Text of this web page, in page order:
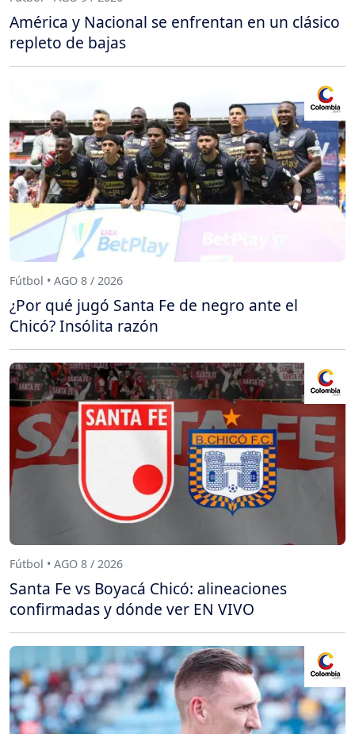
América y Nacional se enfrentan en un clásico
repleto de bajas
Fútbol • AGO 8 / 2026
¿Por qué jugó Santa Fe de negro ante el
Chicó? Insólita razón
Fútbol • AGO 8 / 2026
Santa Fe vs Boyacá Chicó: alineaciones
confirmadas y dónde ver EN VIVO